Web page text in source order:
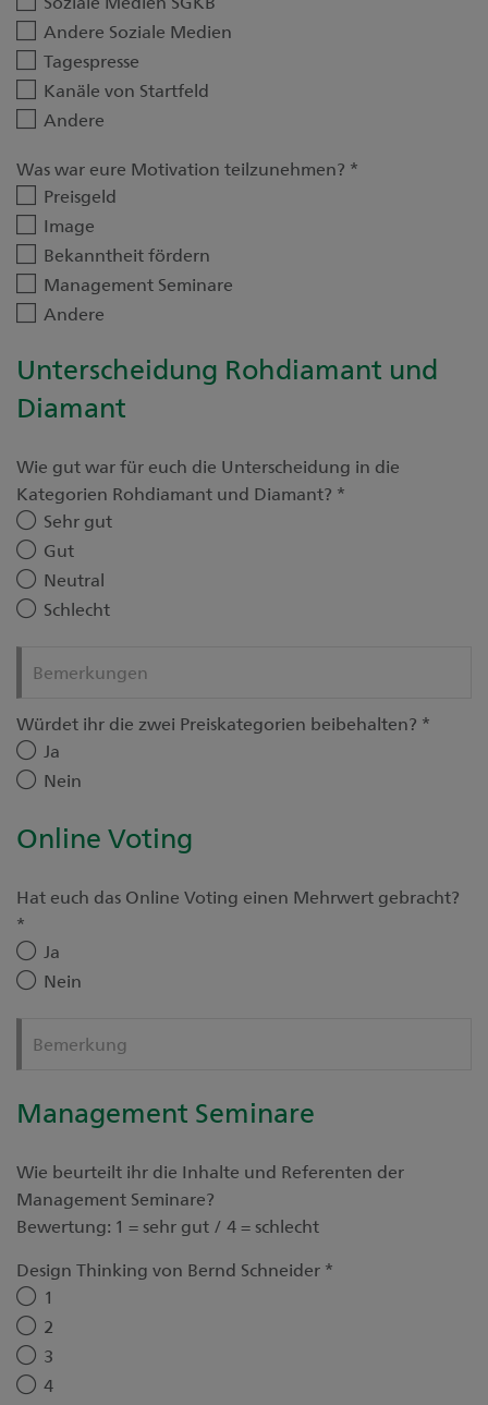
Andere Soziale Medien
Tagespresse
Kanäle von Startfeld
Andere
Was war eure Motivation teilzunehmen? *
Preisgeld
Image
Bekanntheit fördern
Management Seminare
Andere
Unterscheidung Rohdiamant und
Diamant
Wie gut war für euch die Unterscheidung in die
Kategorien Rohdiamant und Diamant? *
Sehr gut
Gut
Neutral
Schlecht
Bemerkungen
Würdet ihr die zwei Preiskategorien beibehalten? *
Ja
Nein
Online Voting
Hat euch das Online Voting einen Mehrwert gebracht?
*
Ja
Nein
Bemerkung
Management Seminare
Wie beurteilt ihr die Inhalte und Referenten der
Management Seminare?
Bewertung: 1 = sehr gut / 4 = schlecht
Design Thinking von Bernd Schneider *
1
2
3
4